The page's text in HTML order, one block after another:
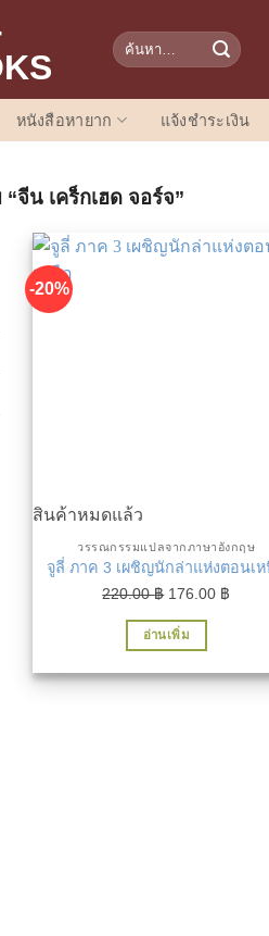
ค้นหา:
หนังสือหายาก แจ้งชำระเงิน
จีน เคร็กเฮด จอร์จ”
-20%
สินค้าหมดแล้ว
วรรณกรรมแปลจากภาษาอังกฤษ
จูลี่ ภาค 3 เผชิญนักล่าแห่งตอนเ
220.00฿ Original
price
was:
176.00 ฿
อ่านเพิ่ม